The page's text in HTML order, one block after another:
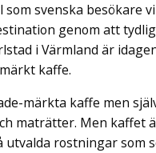
svenska besökare
genom att
i Värmland är
kaffe.
märkta kaffe men
maträtter. Men kaffet
rostningar som